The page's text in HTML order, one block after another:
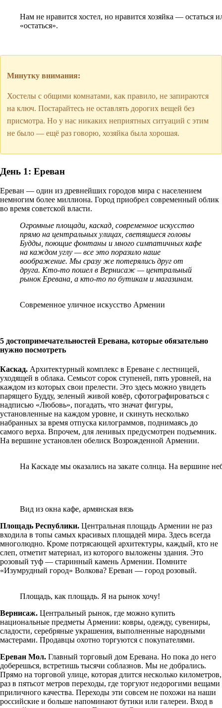
Нам не нравится хостел, но нравится хозяйка — остаться
«остаться».
Минутку внимания:
Хостелы с общими комнатами, как правило, не запираются
на ключ. Постарайтесь не оставлять дорогих вещей без
присмотра. Но у нас никаких неприятных ситуаций с этим
не было — ещё раз говорю, хозяйка была хорошая.
День 1: Ереван
Ереван — один из древнейших городов мира с населением
немногим более миллиона. Город приобрел современный облик
во время советской власти.
Огромные площади, каскад, современное искусство
прямо на центральных улицах, светящиеся головы
Будды, поющие фонтаны и много симпатичных кафе
на каждом углу — все это поразило наше
воображение. Мы сразу же потерялись друг от
друга. Кто-то пошел в Вернисаж — центральный
рынок Еревана, а кто-то по бутикам и магазинам.
Современное уличное искусство Армении
5 достопримечательностей Еревана, которые обязательно
нужно посмотреть
Каскад. Архитектурный комплекс в Ереване с лестницей,
уходящей в облака. Семьсот сорок ступеней, пять уровней, на
каждом из которых свои прелести. Это здесь можно увидеть
парящего Будду, зеленый живой ковёр, сфотографироваться с
надписью «Любовь», погадать, что значат фигуры,
установленные на каждом уровне, и скинуть несколько
набранных за время отпуска килограммов, поднимаясь до
самого верха. Впрочем, для ленивых предусмотрен подъемник.
На вершине установлен обелиск Возрожденной Армении.
На Каскаде мы оказались на закате солнца. На вершине
Вид из окна кафе, армянская вязь
Площадь Республики. Центральная площадь Армении не раз
входила в топы самых красивых площадей мира. Здесь всегда
многолюдно. Кроме потрясающей архитектуры, каждый, кто не
слеп, отметит материал, из которого выложены здания. Это
розовый туф — старинный камень Армении. Помните
«Изумрудный город» Волкова? Ереван — город розовый.
Площадь, как площадь. Я на рынок хочу!
Вернисаж. Центральный рынок, где можно купить
национальные предметы Армении: ковры, одежду, сувениры,
сладости, серебряные украшения, выполненные народными
мастерами. Продавцы охотно торгуются с покупателями.
Ереван Мол. Главный торговый дом Еревана. Но пока до него
доберешься, встретишь тысячи соблазнов. Мы не добрались.
Прямо на торговой улице, которая длится несколько километров,
раз в пятьсот метров переходы, где торгуют недорогими вещами
приличного качества. Переходы эти совсем не похожи на наши
российские и больше напоминают бутики или галереи. Вход в